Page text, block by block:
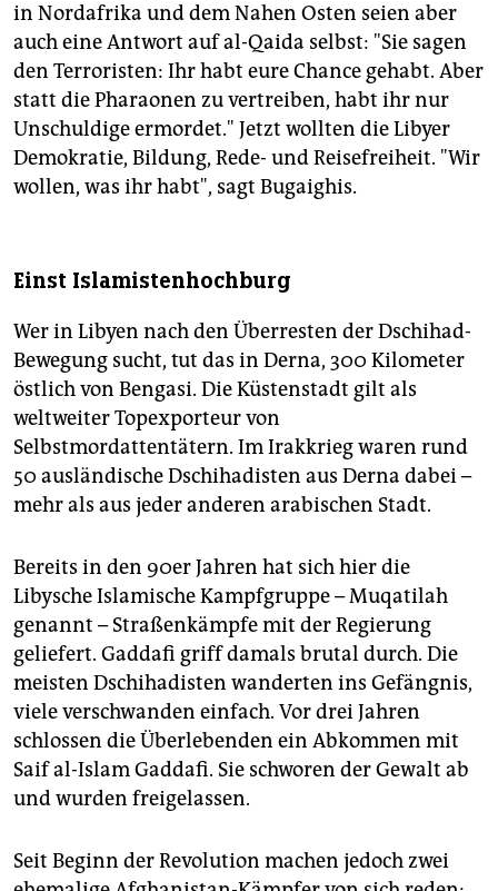
in Nordafrika und dem Nahen Osten seien aber
auch eine Antwort auf al-Qaida selbst: "Sie sagen
den Terroristen: Ihr habt eure Chance gehabt. Aber
statt die Pharaonen zu vertreiben, habt ihr nur
Unschuldige ermordet." Jetzt wollten die Libyer
Demokratie, Bildung, Rede- und Reisefreiheit. "Wir
wollen, was ihr habt", sagt Bugaighis.
Einst Islamistenhochburg
Wer in Libyen nach den Überresten der Dschihad-
Bewegung sucht, tut das in Derna, 300 Kilometer
östlich von Bengasi. Die Küstenstadt gilt als
weltweiter Topexporteur von
Selbstmordattentätern. Im Irakkrieg waren rund
50 ausländische Dschihadisten aus Derna dabei –
mehr als aus jeder anderen arabischen Stadt.
Bereits in den 90er Jahren hat sich hier die
Libysche Islamische Kampfgruppe – Muqatilah
genannt – Straßenkämpfe mit der Regierung
geliefert. Gaddafi griff damals brutal durch. Die
meisten Dschihadisten wanderten ins Gefängnis,
viele verschwanden einfach. Vor drei Jahren
schlossen die Überlebenden ein Abkommen mit
Saif al-Islam Gaddafi. Sie schworen der Gewalt ab
und wurden freigelassen.
Seit Beginn der Revolution machen jedoch zwei